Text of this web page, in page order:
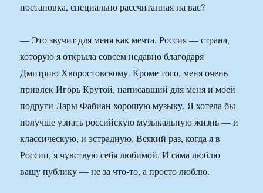
постановка, специально рассчитанная на вас?
— Это звучит для меня как мечта. Россия — страна,
которую я открыла совсем недавно благодаря
Дмитрию Хворостовскому. Кроме того, меня очень
привлек Игорь Крутой, написавший для меня и моей
подруги Лары Фабиан хорошую музыку. Я хотела бы
получше узнать российскую музыкальную жизнь — и
классическую, и эстрадную. Всякий раз, когда я в
России, я чувствую себя любимой. И сама люблю
вашу публику — не за что-то, а просто люблю.